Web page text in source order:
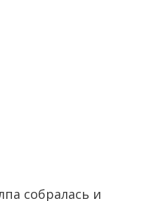
собралась и